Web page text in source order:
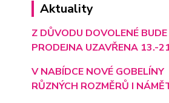
Aktuality
Z DŮVODU DOVOLENÉ BUDE
PRODEJNA UZAVŘENA 13.-
V NABÍDCE NOVÉ GOBELÍNY
RŮZNÝCH ROZMĚRŮ I